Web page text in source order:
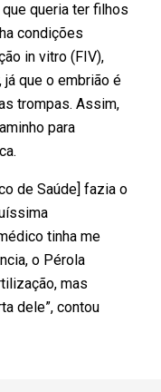
queria ter filhos
condições
in vitro (FIV),
já que o embrião é
trompas. Assim,
para
de Saúde] fazia o
tinha me
o Pérola
mas
dele”, contou